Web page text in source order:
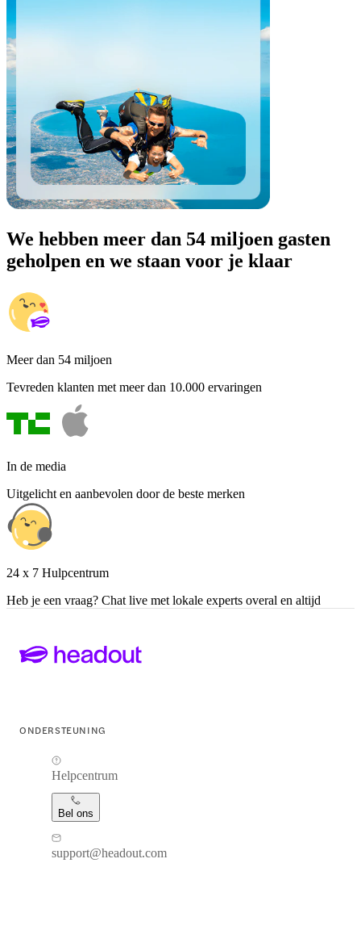
We hebben meer dan 54 miljoen gasten
geholpen en we staan voor je klaar
Meer dan 54 miljoen
Tevreden klanten met meer dan 10.000 ervaringen
In de media
Uitgelicht en aanbevolen door de beste merken
24 x 7 Hulpcentrum
Heb je een vraag? Chat live met lokale experts overal en altijd
ONDERSTEUNING
Helpcentrum
Bel ons
support@headout.com